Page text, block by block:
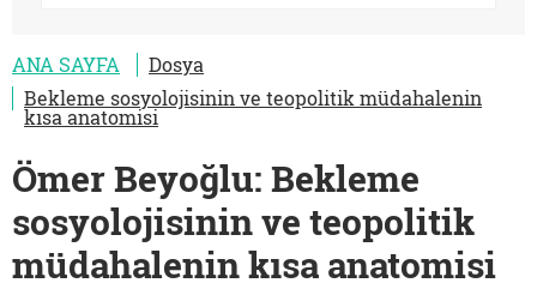
ANA SAYFA
Dosya
Bekleme sosyolojisinin ve teopolitik müdahalenin
kısa anatomisi
Ömer Beyoğlu: Bekleme
sosyolojisinin ve teopolitik
müdahalenin kısa anatomisi